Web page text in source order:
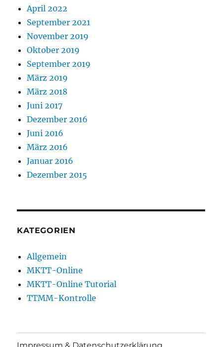
April 2022
September 2021
November 2019
Oktober 2019
September 2019
März 2019
März 2018
Juni 2017
Dezember 2016
Juni 2016
März 2016
Januar 2016
Dezember 2015
KATEGORIEN
Allgemein
MKTT-Online
MKTT-Online Tutorial
TTMM-Kontrolle
Impressum & Datenschutzerklärung